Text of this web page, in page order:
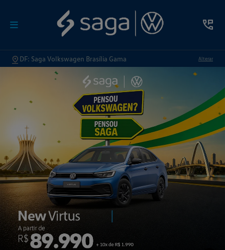
DF: Saga Volkswagen Brasília Gama Alterar